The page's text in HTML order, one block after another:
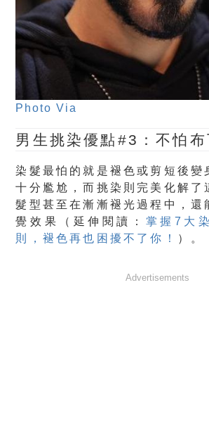
Photo Via
男生挑染優點#3：不怕布
染髮最怕的就是褪色或剪短後變
十分尷尬，而挑染則完美化解了
髮型甚至在漸漸褪光過程中，還
覺效果（延伸閱讀： 掌握7大
則，褪色再也困擾不了你！
）。
Advertisements